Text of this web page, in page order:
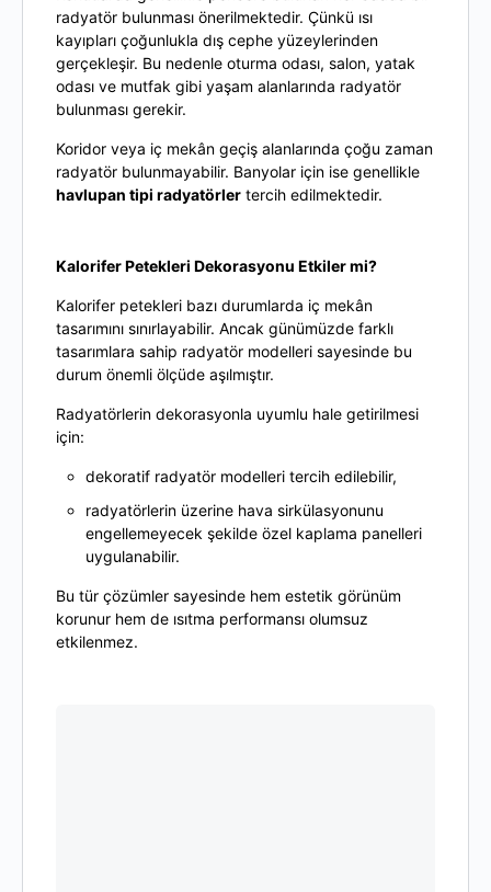
radyatör bulunması önerilmektedir. Çünkü ısı
kayıpları çoğunlukla dış cephe yüzeylerinden
gerçekleşir. Bu nedenle oturma odası, salon, yatak
odası ve mutfak gibi yaşam alanlarında radyatör
bulunması gerekir.
Koridor veya iç mekân geçiş alanlarında çoğu zaman
radyatör bulunmayabilir. Banyolar için ise genellikle
havlupan tipi radyatörler tercih edilmektedir.
Kalorifer Petekleri Dekorasyonu Etkiler mi?
Kalorifer petekleri bazı durumlarda iç mekân
tasarımını sınırlayabilir. Ancak günümüzde farklı
tasarımlara sahip radyatör modelleri sayesinde bu
durum önemli ölçüde aşılmıştır.
Radyatörlerin dekorasyonla uyumlu hale getirilmesi
için:
dekoratif radyatör modelleri tercih edilebilir,
radyatörlerin üzerine hava sirkülasyonunu
engellemeyecek şekilde özel kaplama panelleri
uygulanabilir.
Bu tür çözümler sayesinde hem estetik görünüm
korunur hem de ısıtma performansı olumsuz
etkilenmez.